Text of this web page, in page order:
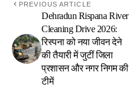
PREVIOUS ARTICLE
Dehradun Rispana River
Cleaning Drive 2026:
रिस्पना को नया जीवन देने
की तैयारी में जुटीं जिला
प्रशासन और नगर निगम की
टीमें